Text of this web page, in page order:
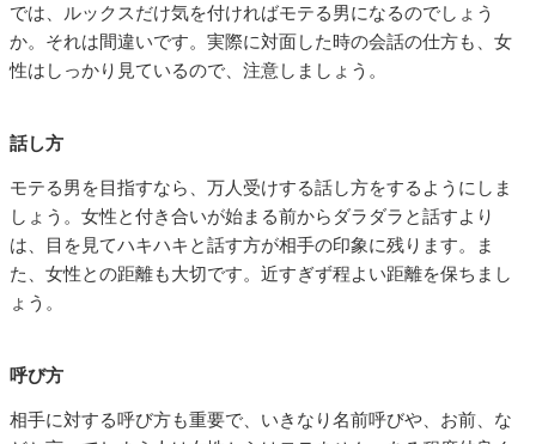
では、ルックスだけ気を付ければモテる男になるのでしょう
か。それは間違いです。実際に対面した時の会話の仕方も、女
性はしっかり見ているので、注意しましょう。
話し方
モテる男を目指すなら、万人受けする話し方をするようにしま
しょう。女性と付き合いが始まる前からダラダラと話すより
は、目を見てハキハキと話す方が相手の印象に残ります。ま
た、女性との距離も大切です。近すぎず程よい距離を保ちまし
ょう。
呼び方
相手に対する呼び方も重要で、いきなり名前呼びや、お前、な